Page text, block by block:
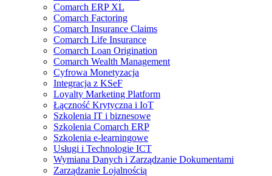
Comarch ERP XL
Comarch Factoring
Comarch Insurance Claims
Comarch Life Insurance
Comarch Loan Origination
Comarch Wealth Management
Cyfrowa Monetyzacja
Integracja z KSeF
Loyalty Marketing Platform
Łączność Krytyczna i IoT
Szkolenia IT i biznesowe
Szkolenia Comarch ERP
Szkolenia e-learningowe
Usługi i Technologie ICT
Wymiana Danych i Zarządzanie Dokumentami
Zarządzanie Lojalnością